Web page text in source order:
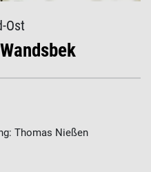
Ost
Thomas Nießen